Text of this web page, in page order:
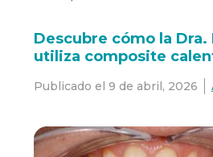
Descubre cómo la Dra.
utiliza composite
Publicado el 9 de abril, 2026